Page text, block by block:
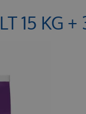
15 KG +